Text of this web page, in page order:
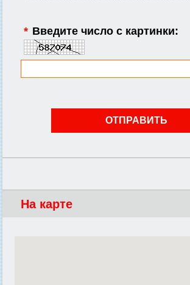
* Введите число с картинки:
На карте